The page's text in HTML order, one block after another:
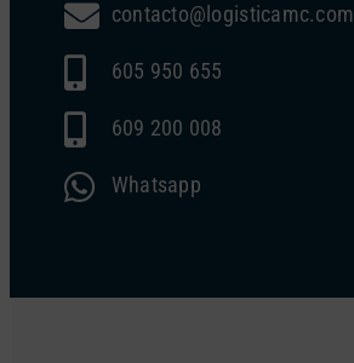
contacto@logisticamc.com
605 950 655
609 200 008
Whatsapp